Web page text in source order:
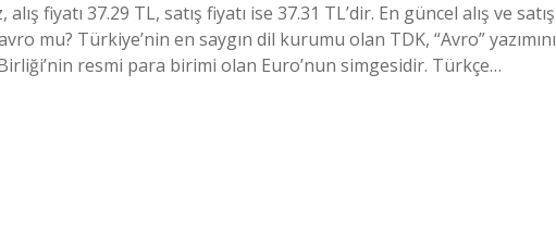
fiyatı 37.29 TL, satış fiyatı ise 37.31 TL’dir. En güncel alış ve satış
mu? Türkiye’nin en saygın dil kurumu olan TDK, “Avro” yazımını
resmi para birimi olan Euro’nun simgesidir. Türkçe…